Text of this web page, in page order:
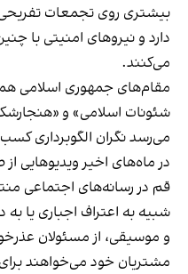
بیشتری روی تجمعات
دارد و نیروهای امنیتی با
می‌کنند.
مقام‌های جمهوری اسلامی
شئونات اسلامی» و
می‌رسد نگران الگوبرداری
در ماه‌های اخیر ویدیوهایی
قم در رسانه‌های اجتماعی
شبیه به اعتراف اجباری یا
و موسیقی، از مسئولان
مشتریان خود می‌خواهند